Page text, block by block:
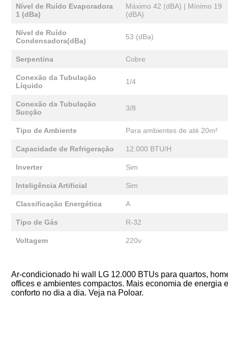
Nível de Ruído Evaporadora
1 (dBa)
Máximo 42 (dBA) | Mínimo 19
(dBA)
Nível de Ruído
Condensadora(dBa)
53 (dBa)
Serpentina Cobre
Conexão da Tubulação
Líquido
1/4
Conexão da Tubulação
Sucção
3/8
Tipo de Ambiente Para ambientes de até 20m²
Capacidade de Refrigeração 12.000 BTU/H
Inverter Sim
Inteligência Artificial Sim
Classificação Energética A
Tipo de Gás R-32
Voltagem 220v
Ar-condicionado hi wall LG 12.000 BTUs para quartos,
offices e ambientes compactos. Mais economia de energia e
conforto no dia a dia. Veja na Poloar.